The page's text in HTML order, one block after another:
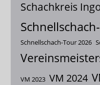
Schachkreis
Schnellschach-Tour 2026
VM 2023 VM 2024